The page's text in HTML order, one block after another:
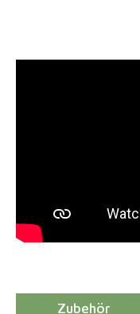
Zubehör